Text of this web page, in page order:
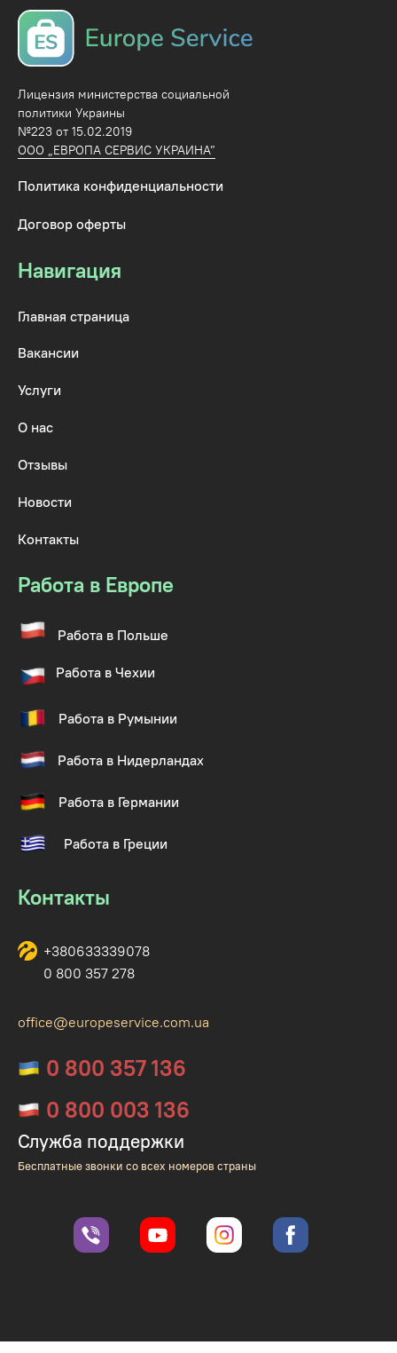
Контакты
Навигация
Главная страница
Вакансии
Услуги
О нас
Отзывы
Новости
Контакты
Работа в Европе
Лицензия министерства социальной
политики Украины
№223 от 15.02.2019
ООО „ЕВРОПА СЕРВИС УКРАИНА”
Работа в Польше
Работа в Чехии
Работа в Румынии
Работа в Нидерландах
Работа в Германии
Работа в Греции
Политика конфиденциальности
+380633339078
office@europeservice.com.ua
0 800 357 136
0 800 003 136
Служба поддержки
Бесплатные звонки со всех номеров страны
0 800 357 278
Договор оферты